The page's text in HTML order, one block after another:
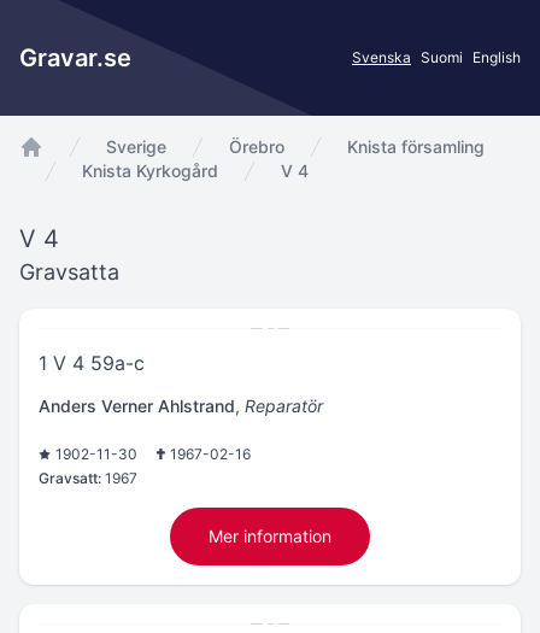
Gravar.se Svenska Suomi English
app.Start
Sverige Örebro
Knista församling
Knista Kyrkogård
V 4
V 4
Gravsatta
1 V 4 59a-c
Anders Verner Ahlstrand, Reparatör
1902-11-30
1967-02-16
Gravsatt: 1967
Mer information